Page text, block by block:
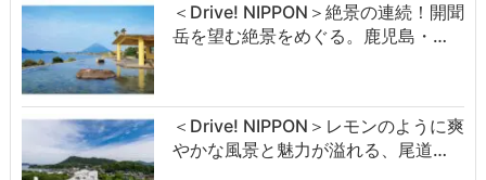
＜Drive! NIPPON＞絶景の連続！開聞
岳を望む絶景をめぐる。鹿児島・…
＜Drive! NIPPON＞レモンのように爽
やかな風景と魅力が溢れる、尾道…